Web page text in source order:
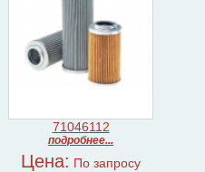
71046112
подробнее...
Цена: По запросу